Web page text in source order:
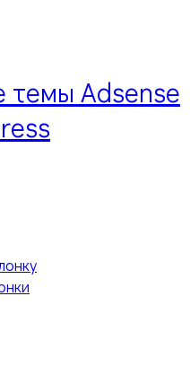
темы Adsense